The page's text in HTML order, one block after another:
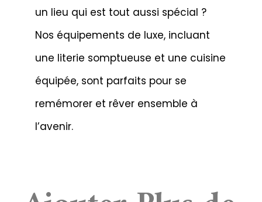
un lieu qui est tout aussi spécial ?
Nos équipements de luxe, incluant
une literie somptueuse et une cuisine
équipée, sont parfaits pour se
remémorer et rêver ensemble à
l’avenir.